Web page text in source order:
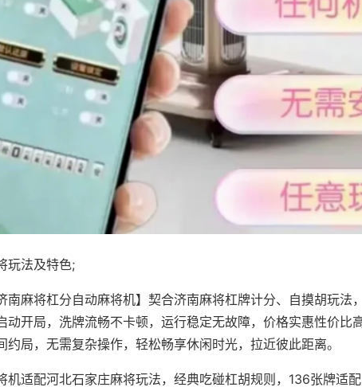
玩法及特色;
南麻将杠分自动麻将机】契合济南麻将杠牌计分、自摸胡玩法
动开局，洗牌流畅不卡顿，运行稳定无故障，价格实惠性价比
约局，无需复杂操作，轻松畅享休闲时光，拉近彼此距离。
机适配河北石家庄麻将玩法，经典吃碰杠胡规则，136张牌适